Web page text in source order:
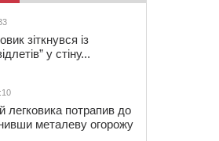
зіткнувся із
у стіну...
легковика потрапив до
металеву огорожу